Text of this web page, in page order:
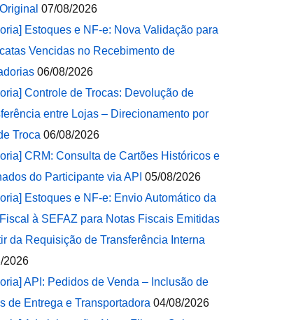
07/08/2026
Estoques e NF-e: Nova Validação para
Vencidas no Recebimento de
06/08/2026
Controle de Trocas: Devolução de
entre Lojas – Direcionamento por
Troca 06/08/2026
CRM: Consulta de Cartões Históricos e
do Participante via API 05/08/2026
Estoques e NF-e: Envio Automático da
à SEFAZ para Notas Fiscais Emitidas
da Requisição de Transferência Interna
2026
API: Pedidos de Venda – Inclusão de
de Entrega e Transportadora 04/08/2026